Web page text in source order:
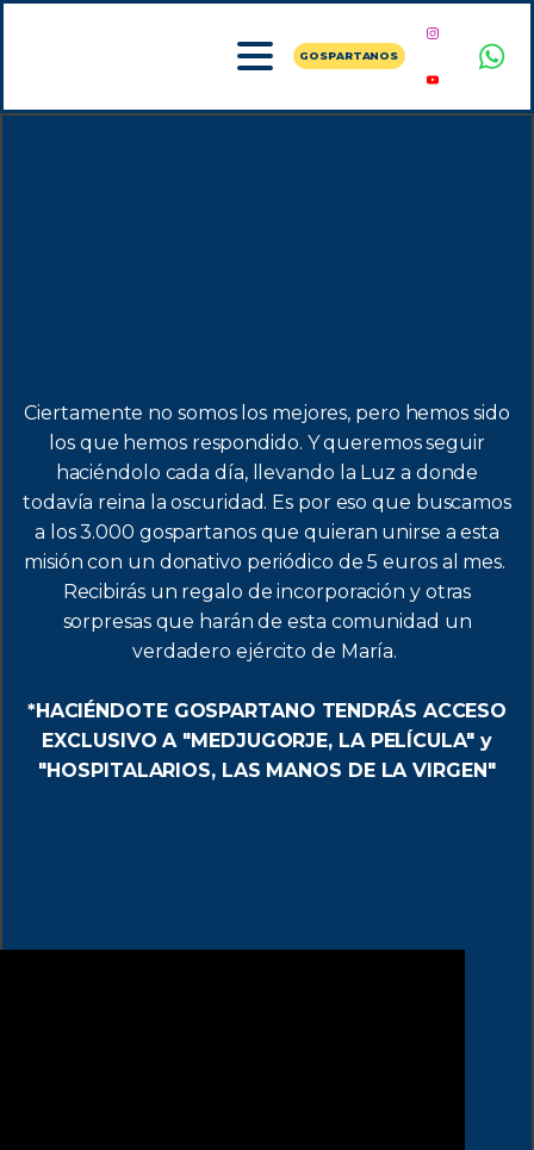
GOSPARTANOS
Ciertamente no somos los mejores, pero hemos sido
los que hemos respondido. Y queremos seguir
haciéndolo cada día, llevando la Luz a donde
todavía reina la oscuridad. Es por eso que buscamos
a los 3.000 gospartanos que quieran unirse a esta
misión con un donativo periódico de 5 euros al mes.
Recibirás un regalo de incorporación y otras
sorpresas que harán de esta comunidad un
verdadero ejército de María.
*HACIÉNDOTE GOSPARTANO TENDRÁS ACCESO
EXCLUSIVO A "MEDJUGORJE, LA PELÍCULA" y
"HOSPITALARIOS, LAS MANOS DE LA VIRGEN"